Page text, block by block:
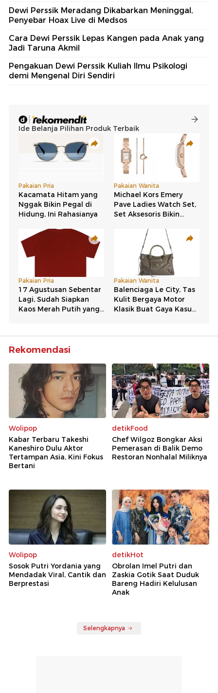
Dewi Perssik Meradang Dikabarkan Meninggal,
Penyebar Hoax Live di Medsos
Cara Dewi Perssik Lepas Kangen pada Anak yang
Jadi Taruna Akmil
Pengakuan Dewi Perssik Kuliah Ilmu Psikologi
demi Mengenal Diri Sendiri
Rekomendasi
Wolipop
Kabar Terbaru Takeshi
Kaneshiro Dulu Aktor
Tertampan Asia, Kini Fokus
Bertani
detikFood
Chef Wilgoz Bongkar Aksi
Pemerasan di Balik Demo
Restoran Nonhalal Miliknya
Wolipop
Sosok Putri Yordania yang
Mendadak Viral, Cantik dan
Berprestasi
detikHot
Obrolan Imel Putri dan
Zaskia Gotik Saat Duduk
Bareng Hadiri Kelulusan
Anak
Selengkapnya